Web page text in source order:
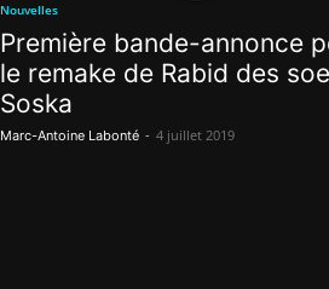
Nouvelles
Première bande-annonce
le remake de Rabid des
Soska
Marc-Antoine Labonté - 4 juillet 2019